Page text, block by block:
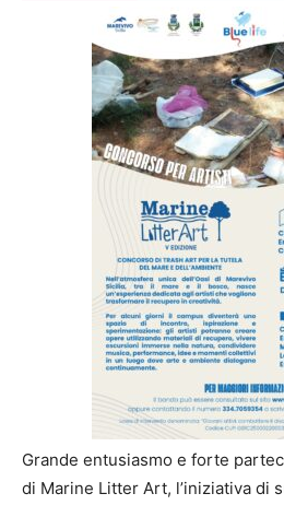
Grande entusiasmo e forte
di Marine Litter Art, l’iniziativa di